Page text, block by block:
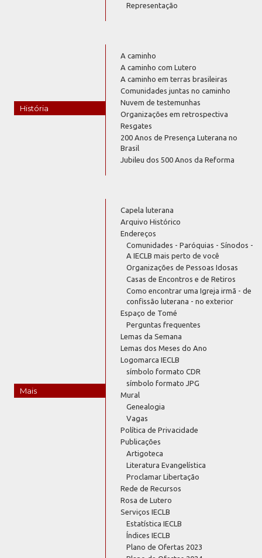
Representação
História
A caminho
A caminho com Lutero
A caminho em terras brasileiras
Comunidades juntas no caminho
Nuvem de testemunhas
Organizações em retrospectiva
Resgates
200 Anos de Presença Luterana no
Brasil
Jubileu dos 500 Anos da Reforma
Mais
Capela luterana
Arquivo Histórico
Endereços
Comunidades - Paróquias - Sínodos -
A IECLB mais perto de você
Organizações de Pessoas Idosas
Casas de Encontros e de Retiros
Como encontrar uma Igreja irmã - de
confissão luterana - no exterior
Espaço de Tomé
Perguntas frequentes
Lemas da Semana
Lemas dos Meses do Ano
Logomarca IECLB
símbolo formato CDR
símbolo formato JPG
Mural
Genealogia
Vagas
Política de Privacidade
Publicações
Artigoteca
Literatura Evangelística
Proclamar Libertação
Rede de Recursos
Rosa de Lutero
Serviços IECLB
Estatística IECLB
Índices IECLB
Plano de Ofertas 2023